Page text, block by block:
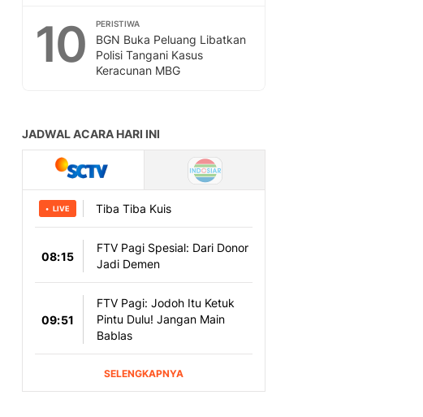
10 PERISTIWA
BGN Buka Peluang Libatkan
Polisi Tangani Kasus
Keracunan MBG